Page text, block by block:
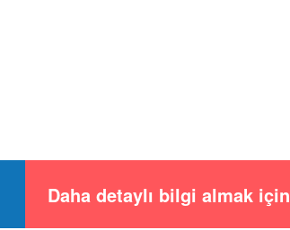
Daha detaylı bilgi almak için